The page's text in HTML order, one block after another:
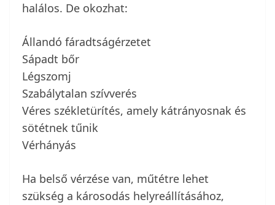
halálos. De okozhat:
Állandó fáradtságérzetet
Sápadt bőr
Légszomj
Szabálytalan szívverés
Véres székletürítés, amely kátrányosnak és
sötétnek tűnik
Vérhányás
Ha belső vérzése van, műtétre lehet
szükség a károsodás helyreállításához,